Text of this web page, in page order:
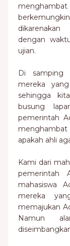
dengan
ujian.
Di samping
mereka
sehingga
busung
pemerintah
menghambat
apakah ahli
Kami dari
pemerintah
mahasiswa
mereka
memajukan
Namun